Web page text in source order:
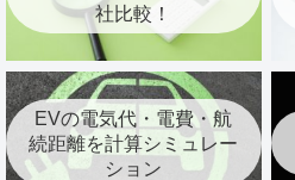
社比較！
EVの電気代・電費・航
続距離を計算シミュレー
ション